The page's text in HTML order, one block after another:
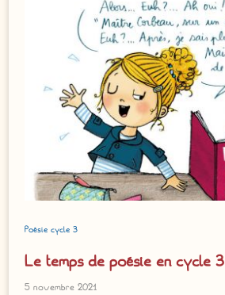
Poésie cycle 3
Le temps de poésie en cycle 3
5 novembre 2021